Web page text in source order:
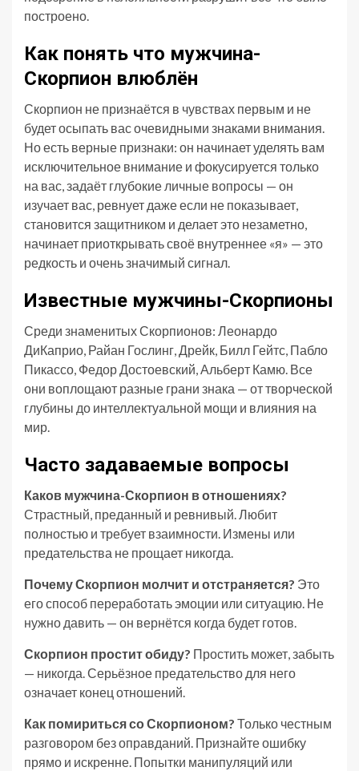
построено.
Как понять что мужчина-
Скорпион влюблён
Скорпион не признаётся в чувствах первым и не
будет осыпать вас очевидными знаками внимания.
Но есть верные признаки: он начинает уделять вам
исключительное внимание и фокусируется только
на вас, задаёт глубокие личные вопросы — он
изучает вас, ревнует даже если не показывает,
становится защитником и делает это незаметно,
начинает приоткрывать своё внутреннее «я» — это
редкость и очень значимый сигнал.
Известные мужчины-Скорпионы
Среди знаменитых Скорпионов: Леонардо
ДиКаприо, Райан Гослинг, Дрейк, Билл Гейтс, Пабло
Пикассо, Федор Достоевский, Альберт Камю. Все
они воплощают разные грани знака — от творческой
глубины до интеллектуальной мощи и влияния на
мир.
Часто задаваемые вопросы
Каков мужчина-Скорпион в отношениях?
Страстный, преданный и ревнивый. Любит
полностью и требует взаимности. Измены или
предательства не прощает никогда.
Почему Скорпион молчит и отстраняется? Это
его способ переработать эмоции или ситуацию. Не
нужно давить — он вернётся когда будет готов.
Скорпион простит обиду? Простить может, забыть
— никогда. Серьёзное предательство для него
означает конец отношений.
Как помириться со Скорпионом? Только честным
разговором без оправданий. Признайте ошибку
прямо и искренне. Попытки манипуляций или